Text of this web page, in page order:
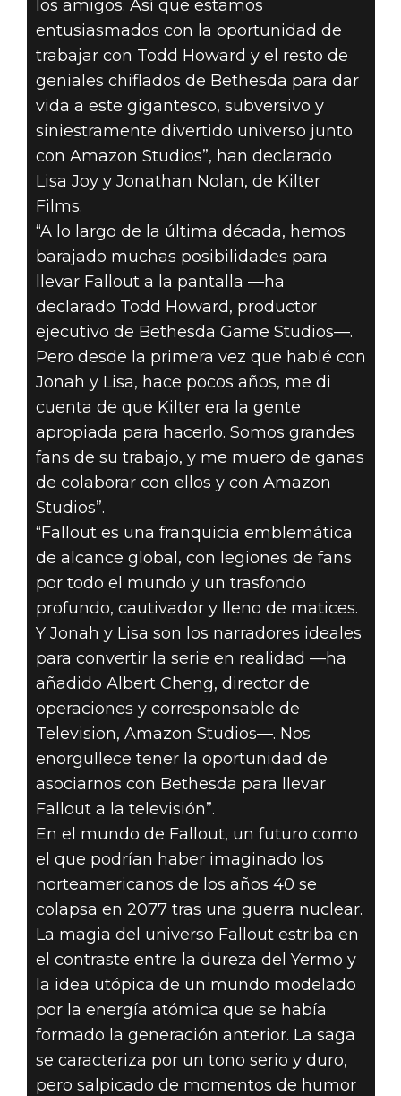
STUDIOS PARA
PRODUCIR UNA
SERIE BASADA
EN FALLOUT
los amigos. Así que estamos
entusiasmados con la oportunidad de
trabajar con Todd Howard y el resto de
geniales chiflados de Bethesda para dar
vida a este gigantesco, subversivo y
siniestramente divertido universo junto
con Amazon Studios”, han declarado
Lisa Joy y Jonathan Nolan, de Kilter
Films.
“A lo largo de la última década, hemos
barajado muchas posibilidades para
llevar Fallout a la pantalla —ha
declarado Todd Howard, productor
ejecutivo de Bethesda Game Studios—.
Pero desde la primera vez que hablé con
Jonah y Lisa, hace pocos años, me di
cuenta de que Kilter era la gente
apropiada para hacerlo. Somos grandes
fans de su trabajo, y me muero de ganas
de colaborar con ellos y con Amazon
Studios”.
“Fallout es una franquicia emblemática
de alcance global, con legiones de fans
por todo el mundo y un trasfondo
profundo, cautivador y lleno de matices.
Y Jonah y Lisa son los narradores ideales
para convertir la serie en realidad —ha
añadido Albert Cheng, director de
operaciones y corresponsable de
Television, Amazon Studios—. Nos
enorgullece tener la oportunidad de
asociarnos con Bethesda para llevar
Fallout a la televisión”.
En el mundo de Fallout, un futuro como
el que podrían haber imaginado los
norteamericanos de los años 40 se
colapsa en 2077 tras una guerra nuclear.
La magia del universo Fallout estriba en
el contraste entre la dureza del Yermo y
la idea utópica de un mundo modelado
por la energía atómica que se había
formado la generación anterior. La saga
se caracteriza por un tono serio y duro,
pero salpicado de momentos de humor